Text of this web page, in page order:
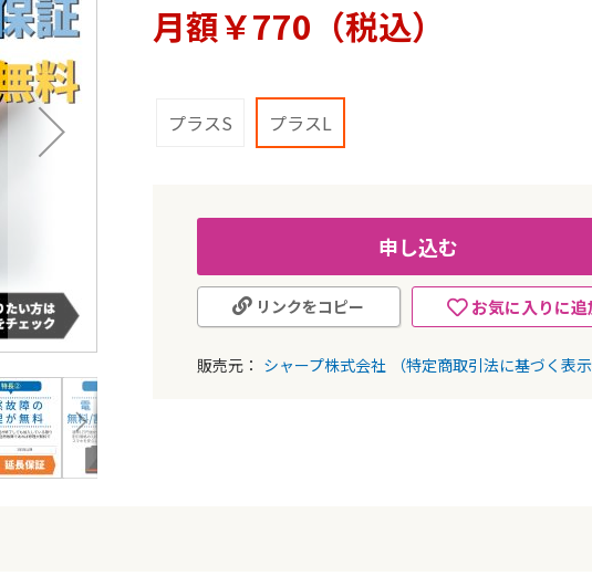
月額￥770（税込）
プラスS プラスL
申し込む
お気に入りに追
リンクをコピー
販売元： シャープ株式会社 （特定商取引法に基づく表